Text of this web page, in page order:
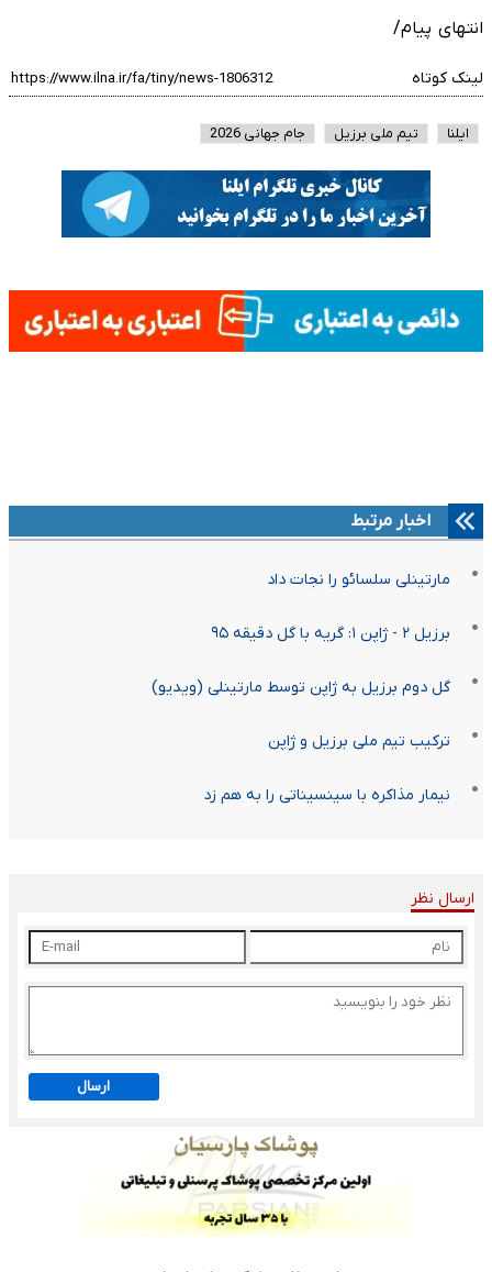
انتهای پیام/
لینک کوتاه
ایلنا تیم ملی برزیل جام جهانی 2026
اخبار مرتبط
مارتینلی سلسائو را نجات داد
برزیل ۲ - ژاپن ۱: گریه با گل دقیقه ۹۵
گل دوم برزیل به ژاپن توسط مارتینلی (ویدیو)
ترکیب تیم ملی برزیل و ژاپن
نیمار مذاکره با سینسیناتی را به هم زد
ارسال نظر
ارسال